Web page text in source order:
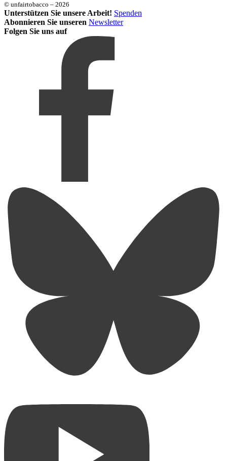
© unfairtobacco – 2026
Unterstützen Sie unsere Arbeit! Spenden
Abonnieren Sie unseren Newsletter
Folgen Sie uns auf